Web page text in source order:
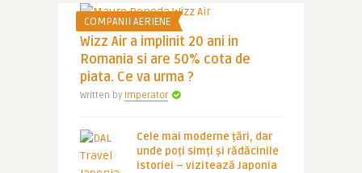
COMPANII AERIENE
Wizz Air a implinit 20 ani in
Romania si are 50% cota de
piata. Ce va urma ?
Written by Imperator
Cele mai moderne țări, dar
unde poți simți și rădăcinile
istoriei – vizitează Japonia